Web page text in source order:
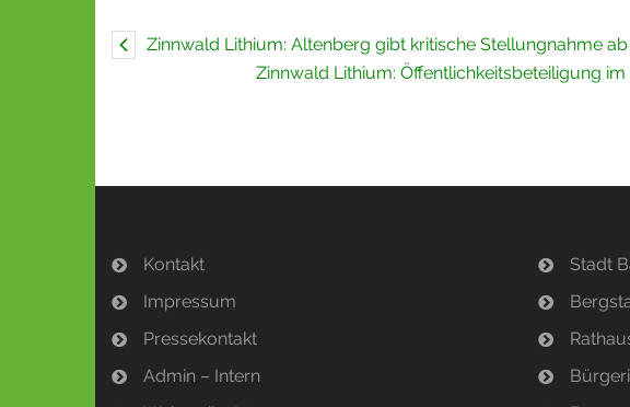
Zinnwald Lithium: Altenberg gibt kritische Stellungnahme ab
Zinnwald Lithium: Öffentlichkeitsbeteiligung
Kontakt
Impressum
Pressekontakt
Admin – Intern
Stadt